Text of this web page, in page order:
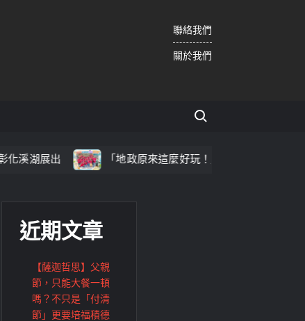
聯絡我們
關於我們
Search for:
「地政原來這麼好玩！」溪湖地政「2026地政魔法夏令
近期文章
【薩迦哲思】父親
節，只能大餐一頓
嗎？不只是「付清
節」更要培福積德